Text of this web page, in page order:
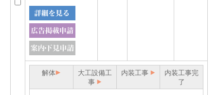
解体
大工設備工
事
内装工事
内装工事完
了